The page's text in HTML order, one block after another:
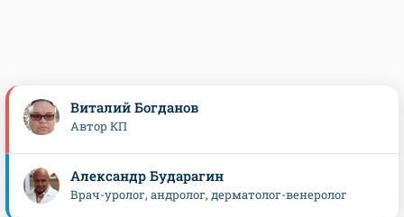
Виталий Богданов
Автор КП
Александр Бударагин
Врач-уролог, андролог, дерматолог-венеролог